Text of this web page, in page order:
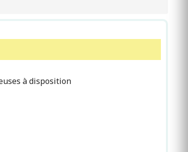
à disposition